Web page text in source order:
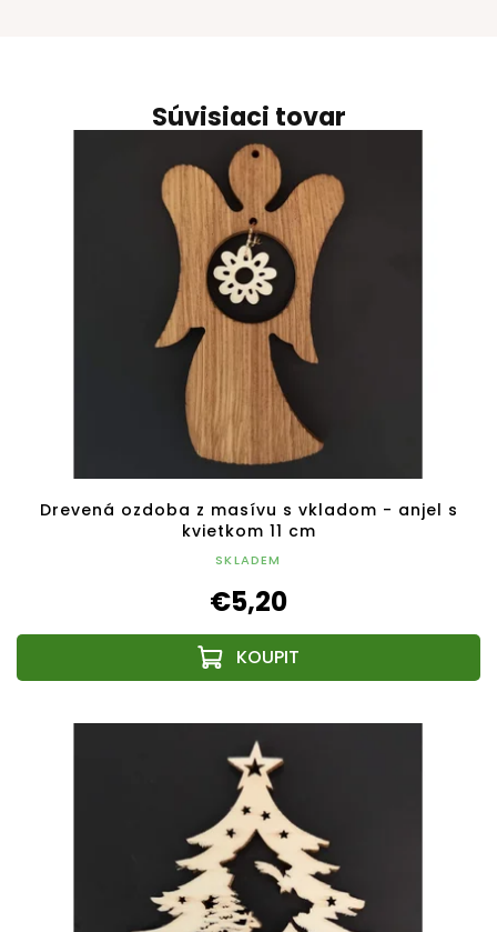
Súvisiaci tovar
Drevená ozdoba z masívu s vkladom - anjel s
kvietkom 11 cm
SKLADEM
€5,20